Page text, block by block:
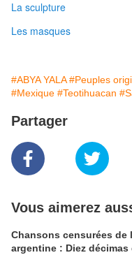
La sculpture
Les masques
#ABYA YALA #Peuples
#Mexique #Teotihuacan
Partager
Vous aimerez
Chansons censurées de
argentine : Diez décimas